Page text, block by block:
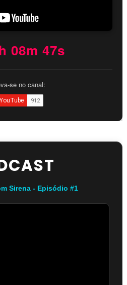
08m 45s
se no canal:
Sirena - Episódio #1